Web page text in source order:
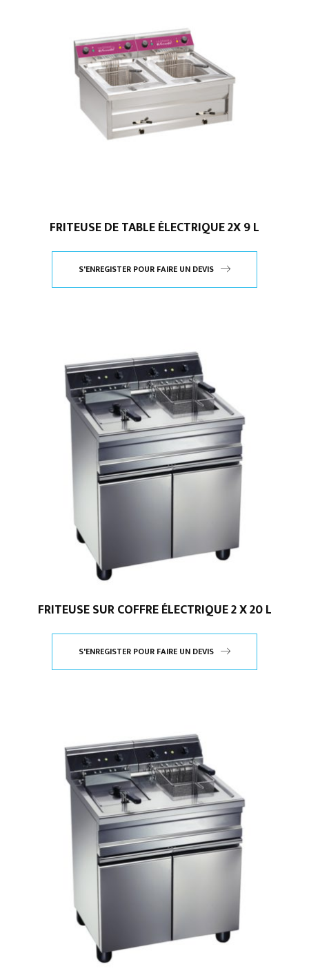
FRITEUSE DE TABLE ÉLECTRIQUE 2X 9 L
S'ENREGISTER POUR FAIRE UN DEVIS
FRITEUSE SUR COFFRE ÉLECTRIQUE 2 X 20 L
S'ENREGISTER POUR FAIRE UN DEVIS